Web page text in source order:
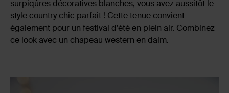
surpiqûres décoratives blanches, vous avez aussitôt le
style country chic parfait ! Cette tenue convient
également pour un festival d'été en plein air. Combinez
ce look avec un chapeau western en daim.